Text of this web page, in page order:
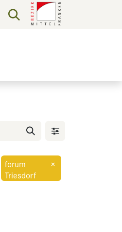
forum
Triesdorf
×